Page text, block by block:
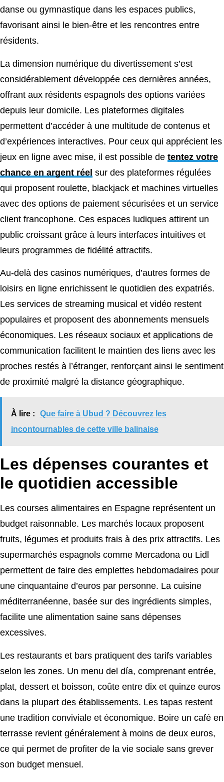
danse ou gymnastique dans les espaces publics,
favorisant ainsi le bien-être et les rencontres entre
résidents.
La dimension numérique du divertissement s’est
considérablement développée ces dernières années,
offrant aux résidents espagnols des options variées
depuis leur domicile. Les plateformes digitales
permettent d’accéder à une multitude de contenus et
d’expériences interactives. Pour ceux qui apprécient les
jeux en ligne avec mise, il est possible de tentez votre
chance en argent réel sur des plateformes régulées
qui proposent roulette, blackjack et machines virtuelles
avec des options de paiement sécurisées et un service
client francophone. Ces espaces ludiques attirent un
public croissant grâce à leurs interfaces intuitives et
leurs programmes de fidélité attractifs.
Au-delà des casinos numériques, d’autres formes de
loisirs en ligne enrichissent le quotidien des expatriés.
Les services de streaming musical et vidéo restent
populaires et proposent des abonnements mensuels
économiques. Les réseaux sociaux et applications de
communication facilitent le maintien des liens avec les
proches restés à l’étranger, renforçant ainsi le sentiment
de proximité malgré la distance géographique.
À lire :
Que faire à Ubud ? Découvrez les
incontournables de cette ville balinaise
Les dépenses courantes et
le quotidien accessible
Les courses alimentaires en Espagne représentent un
budget raisonnable. Les marchés locaux proposent
fruits, légumes et produits frais à des prix attractifs. Les
supermarchés espagnols comme Mercadona ou Lidl
permettent de faire des emplettes hebdomadaires pour
une cinquantaine d’euros par personne. La cuisine
méditerranéenne, basée sur des ingrédients simples,
facilite une alimentation saine sans dépenses
excessives.
Les restaurants et bars pratiquent des tarifs variables
selon les zones. Un menu del día, comprenant entrée,
plat, dessert et boisson, coûte entre dix et quinze euros
dans la plupart des établissements. Les tapas restent
une tradition conviviale et économique. Boire un café en
terrasse revient généralement à moins de deux euros,
ce qui permet de profiter de la vie sociale sans grever
son budget mensuel.